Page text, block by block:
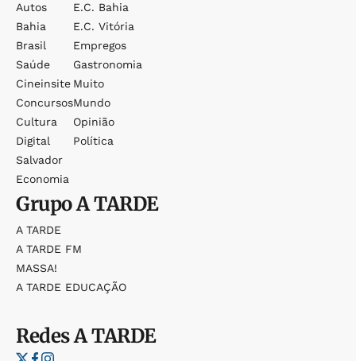
Autos
Bahia
Brasil
Saúde
Cineinsite
Concursos
Cultura
Digital
Salvador
Economia
E.c. Bahia
E.c. Vitória
Empregos
Gastronomia
Muito
Mundo
Opinião
Política
GrupoA TARDE
A TARDE
A TARDE FM
MASSA!
A TARDE EDUCAÇÃO
RedesA TARDE